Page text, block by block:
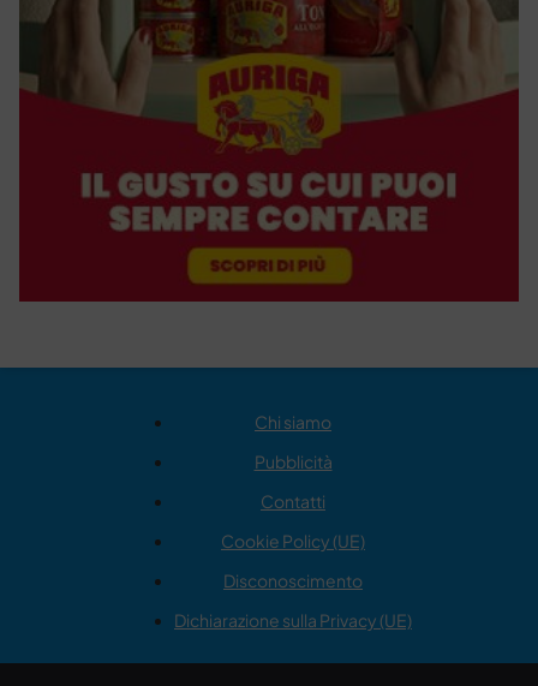
Chi siamo
Pubblicità
Contatti
Cookie Policy (UE)
Disconoscimento
Dichiarazione sulla Privacy (UE)